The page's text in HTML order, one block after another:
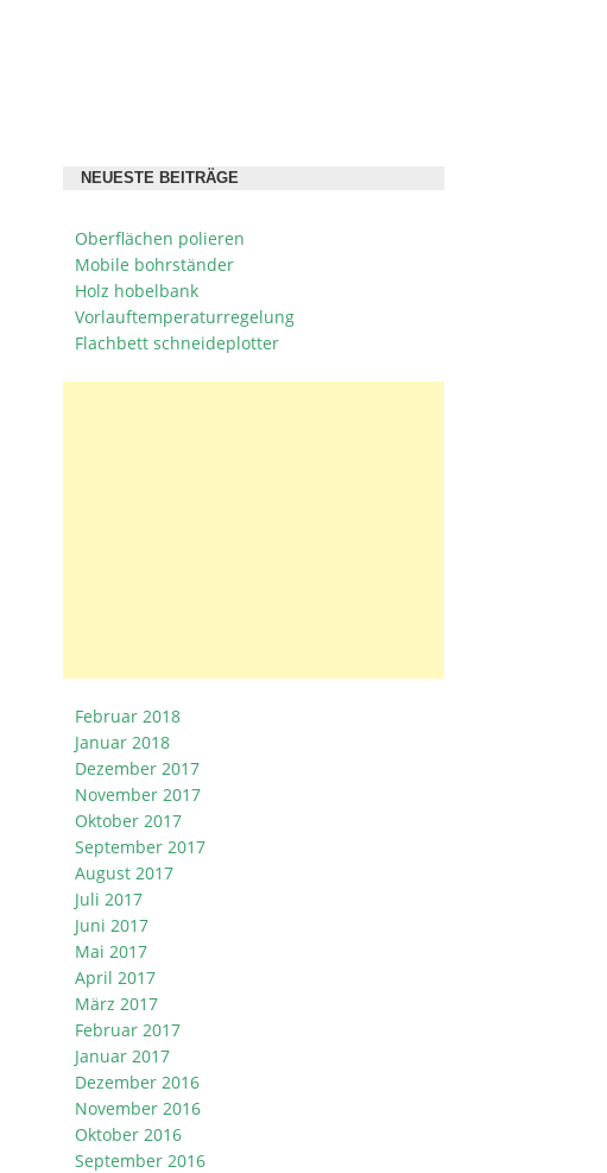
NEUESTE BEITRÄGE
Oberflächen polieren
Mobile bohrständer
Holz hobelbank
Vorlauftemperaturregelung
Flachbett schneideplotter
Februar 2018
Januar 2018
Dezember 2017
November 2017
Oktober 2017
September 2017
August 2017
Juli 2017
Juni 2017
Mai 2017
April 2017
März 2017
Februar 2017
Januar 2017
Dezember 2016
November 2016
Oktober 2016
September 2016